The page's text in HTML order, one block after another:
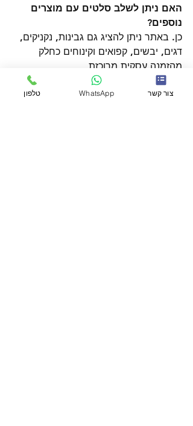
האם ניתן לשלב סלטים עם מוצרים
נוספים?
כן. באתר ניתן להציג גם גבינות, נקניקים,
דגים, יבשים, קפואים וקינוחים כחלק
מהזמנה עסקית מרוכזת
Recent Posts See All טלפון WhatsApp צור קשר